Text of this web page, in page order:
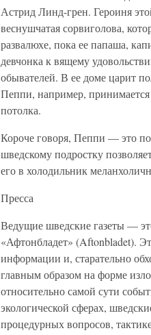
Астрид Линд-грен. Героиня
веснушчатая сорвиголова,
развалюхе, пока ее папаша,
девчонка к вящему
обывателей. В ее доме царит
Пеппи, например,
потолка.
Короче говоря, Пеппи — это
шведскому подростку
его в холодильник
Пресса
Ведущие шведские газеты —
«Афтонбладет» (Aftonbladet).
информации и, старательно
главным образом на форме
относительно самой сути
экологической сферах,
процедурных вопросов,